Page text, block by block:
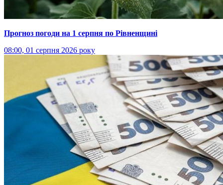
Прогноз погоди на 1 серпня по Рівненщині
08:00, 01 серпня 2026 року